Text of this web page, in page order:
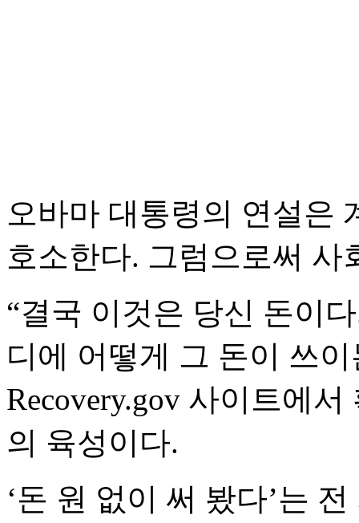
오바마 대통령의 연설은
호소한다. 그럼으로써
“결국 이것은 당신 돈이
디에 어떻게 그 돈이 쓰
Recovery.gov 사이트에
의 육성이다.
‘돈 원 없이 써 봤다’는